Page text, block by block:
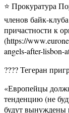
⭐️ Прокуратура
членов байк-
причастности к
(https://
angels-after-lisbon-
???? Тегеран
«Европейцы
тенденцию (не
будут вынуждены